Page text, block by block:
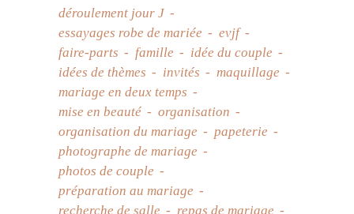
déroulement jour J
essayages robe de mariée
evjf
faire-parts
famille
idée du couple
idées de thèmes
invités
maquillage
mariage en deux temps
mise en beauté
organisation
organisation du mariage
papeterie
photographe de mariage
photos de couple
préparation au mariage
recherche de salle
repas de mariage